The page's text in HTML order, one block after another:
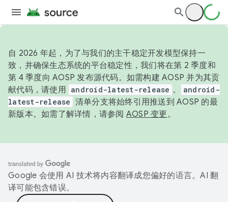
自 2026 年起，为了与我们的主干稳定开发模型保持一
致，并确保生态系统的平台稳定性，我们将在第 2 季度和
第 4 季度向 AOSP 发布源代码。如需构建 AOSP 并为其贡
献代码，请使用 android-latest-release 。
android-
latest-release 清单分支将始终引用推送到 AOSP 的最
新版本。如需了解详情，请参阅 AOSP 变更。
Google 会使用 AI 技术将内容翻译成您偏好的语言。AI 翻
译可能包含错误。